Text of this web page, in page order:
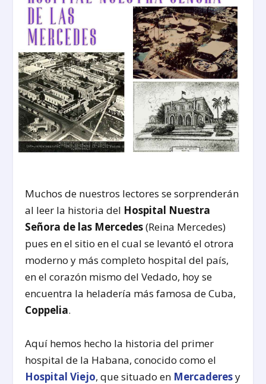
Muchos de nuestros lectores se sorprenderán
al leer la historia del Hospital Nuestra
Señora de las Mercedes(Reina Mercedes)
pues en el sitio en el cual se levantó el otrora
moderno y más completo hospital del país,
en el corazón mismo del Vedado, hoy se
encuentra la heladería más famosa de Cuba,
Coppelia.
Aquí hemos hecho la historia del primer
hospital de la Habana, conocido como el
Hospital Viejo, que situado en Mercaderesy